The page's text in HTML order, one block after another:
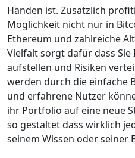
Händen ist. Zusätzlich
Möglichkeit nicht nur in
Ethereum und zahlreiche
Vielfalt sorgt dafür dass
aufstellen und Risiken
werden durch die einfache
und erfahrene Nutzer
ihr Portfolio auf eine neue
so gestaltet dass wirklich
seinem Wissen oder